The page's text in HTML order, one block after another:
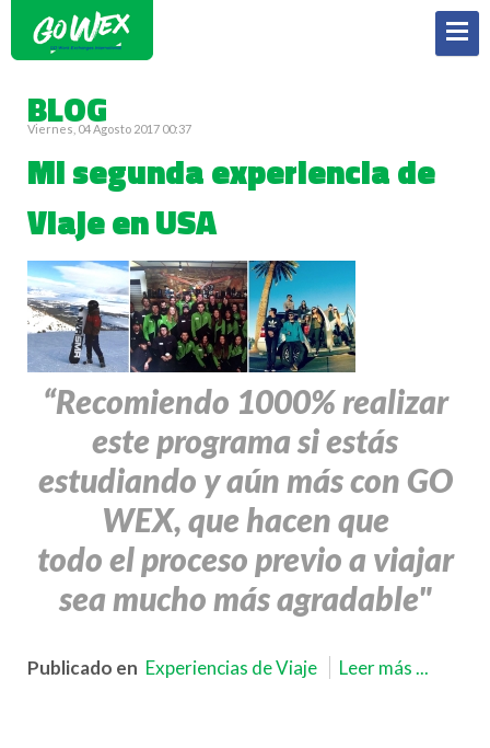
BLOG
Viernes, 04 Agosto 2017 00:37
Mi segunda experiencia de
Viaje en USA
“Recomiendo 1000% realizar
este programa si estás
estudiando y aún más con GO
WEX, que hacen que
todo el proceso previo a viajar
sea mucho más agradable"
Publicado en Experiencias de Viaje Leer más ...